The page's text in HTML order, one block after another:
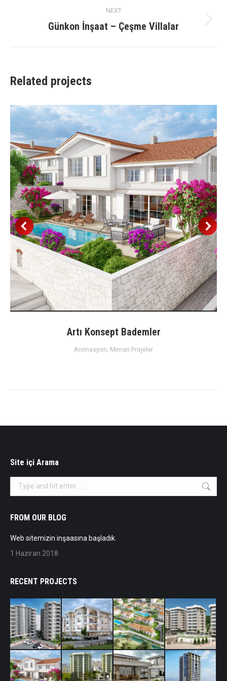
NEXT
Next
Günkon İnşaat – Çeşme Villalar
Related projects
Artı Konsept Bademler
Animasyon Mimari Projeler
Site içi Arama
Search:
FROM OUR BLOG
Web sitemizin inşaasına başladık.
1 Haziran 2018
RECENT PROJECTS